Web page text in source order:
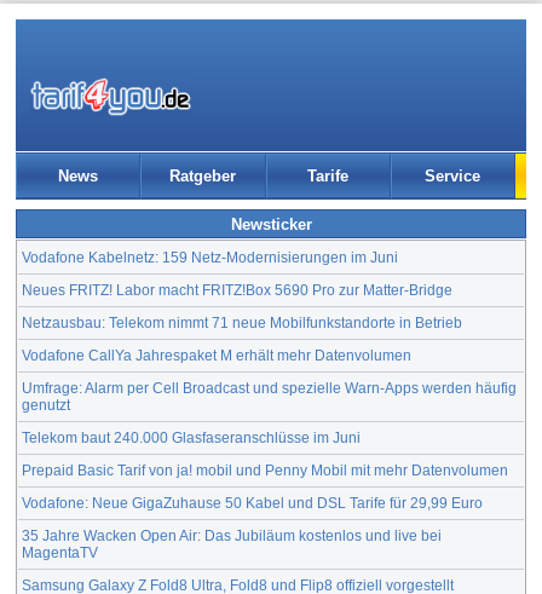
News Ratgeber Tarife Service
Newsticker
Vodafone Kabelnetz: 159 Netz-Modernisierungen im Juni
Neues FRITZ! Labor macht FRITZ!Box 5690 Pro zur Matter-Bridge
Netzausbau: Telekom nimmt 71 neue Mobilfunkstandorte in Betrieb
Vodafone CallYa Jahrespaket M erhält mehr Datenvolumen
Umfrage: Alarm per Cell Broadcast und spezielle Warn-Apps werden häufig
genutzt
Telekom baut 240.000 Glasfaseranschlüsse im Juni
Prepaid Basic Tarif von ja! mobil und Penny Mobil mit mehr Datenvolumen
Vodafone: Neue GigaZuhause 50 Kabel und DSL Tarife für 29,99 Euro
35 Jahre Wacken Open Air: Das Jubiläum kostenlos und live bei
MagentaTV
Samsung Galaxy Z Fold8 Ultra, Fold8 und Flip8 offiziell vorgestellt